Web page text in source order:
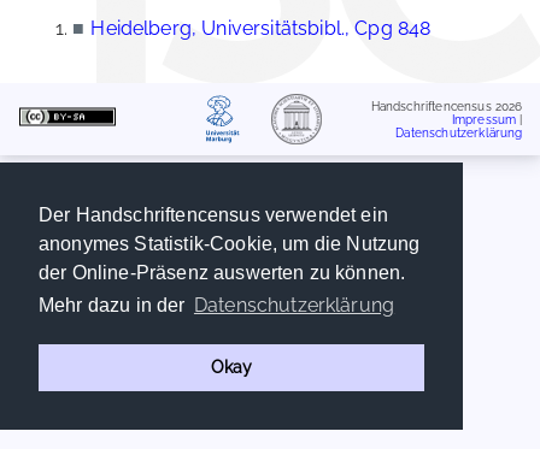
Der Handschriftencensus verwendet ein
anonymes Statistik-Cookie, um die Nutzung
der Online-Präsenz auswerten zu können.
Mehr dazu in der Datenschutzerklärung
Okay
■ Heidelberg, Universitätsbibl., Cpg 848
Handschriftencensus 2026
Impressum
Datenschutzerklärung